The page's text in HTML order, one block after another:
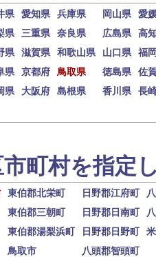
県 愛知県 兵庫県 岡山県
愛
県 三重県 奈良県 広島県
高
県 滋賀県 和歌山県 山口県
福
県 京都府 鳥取県 徳島県
佐
県 大阪府 島根県 香川県
長
市町村を指定
東伯郡北栄町 日野郡江府町
東伯郡三朝町 日野郡日南町
東伯郡湯梨浜町 日野郡日野町
鳥取市 八頭郡智頭町